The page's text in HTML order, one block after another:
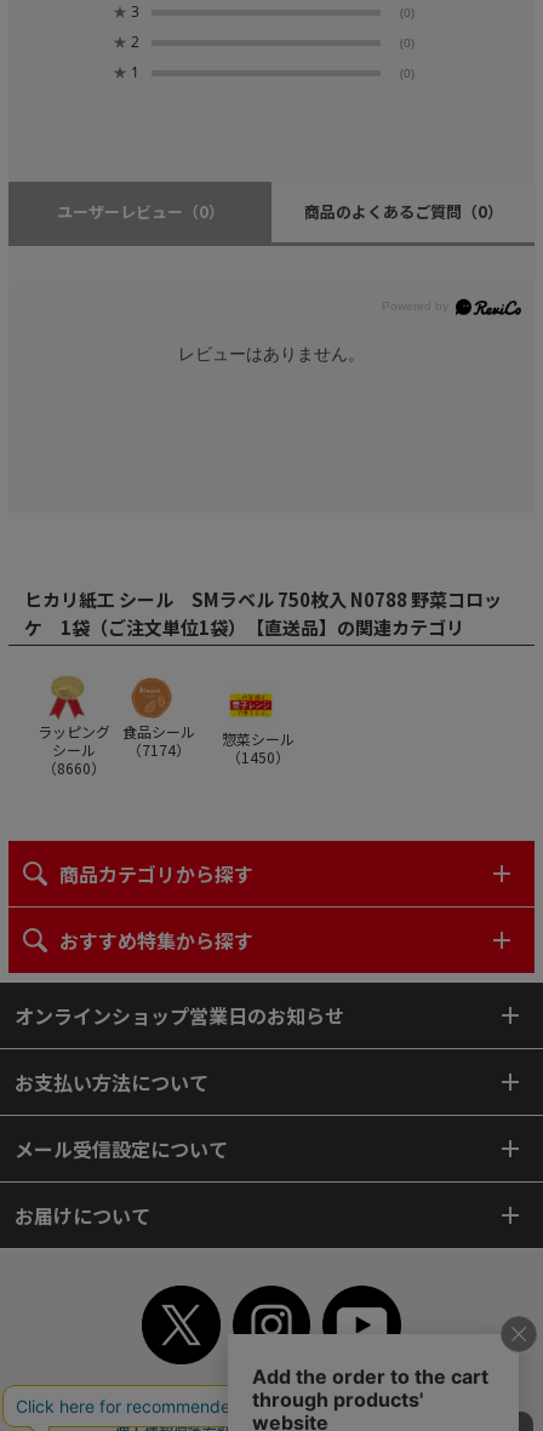
★ 3 (0)
★ 2 (0)
★ 1 (0)
ユーザーレビュー （0） 商品のよくあるご質問 （0）
レビューはありません。
ヒカリ紙工 シール SMラベル 750枚入 N0788 野菜コロッ
ケ 1袋（ご注文単位1袋）【直送品】の関連カテゴリ
ラッピング
シール
（8660）
食品シール
（7174）
惣菜シール
（1450）
商品カテゴリから探す
おすすめ特集から探す
オンラインショップ営業日のお知らせ
お支払い方法について
メール受信設定について
お届けについて
TOP 初めてご利用のお客様へ ご利用案内
ご利用規約